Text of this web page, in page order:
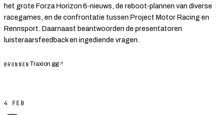
het grote Forza Horizon 6‑nieuws, de reboot‑plannen van diverse
racegames, en de confrontatie tussen Project Motor Racing en
Rennsport. Daarnaast beantwoorden de presentatoren
luisteraarsfeedback en ingediende vragen.
BRONNEN Traxion.gg↗
4 FEB